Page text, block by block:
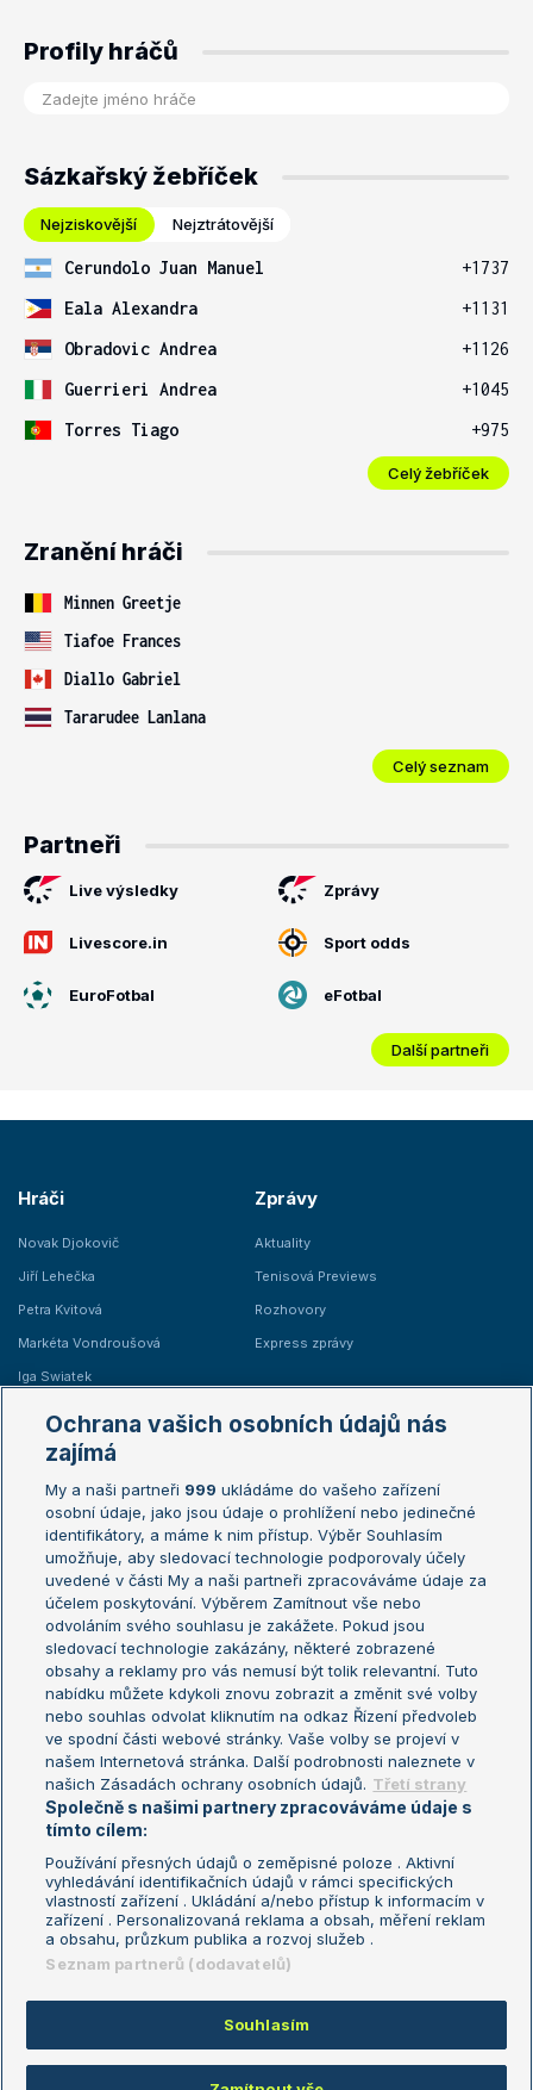
Profily hráčů
Sázkařský žebříček
Nejziskovější Nejztrátovější
Cerundolo Juan Manuel
+1737
Eala Alexandra
+1131
Obradovic Andrea
+1126
Guerrieri Andrea
+1045
Torres Tiago
+975
Celý žebříček
Zranění hráči
Minnen Greetje
Tiafoe Frances
Diallo Gabriel
Tararudee Lanlana
Celý seznam
Partneři
Live výsledky Zprávy
Livescore.in Sport odds
EuroFotbal eFotbal
Další partneři
Hráči
Novak Djokovič
Jiří Lehečka
Petra Kvitová
Markéta Vondroušová
Iga Swiatek
Zprávy
Aktuality
Tenisová Previews
Rozhovory
Express zprávy
Žebříčky
Žebříček ATP (muži)
Žebříček WTA (ženy)
Sázkařský žebříček
Australian Open
French Open
Wimbledon
US Open
Turnaj mistrů
Turnaj mistryň
Aktualní trendy
Fotbalové přestupy
Livesport Daily
LS Prague Open
Podmínky užití
Nastavení soukromí
GDPR a žurnalistika
Reklama
Kontakt
Informace o zpracování osobních
údajů
Copyright © 2008-2026 TenisPortal.cz. Využíváme zpravodajství ČTK.
Ochrana vašich osobních údajů nás
zajímá
My a naši partneři 999 ukládáme do vašeho zařízení
osobní údaje, jako jsou údaje o prohlížení nebo jedinečné
identifikátory, a máme k nim přístup. Výběr Souhlasím
umožňuje, aby sledovací technologie podporovaly účely
uvedené v části My a naši partneři zpracováváme údaje za
účelem poskytování. Výběrem Zamítnout vše nebo
odvoláním svého souhlasu je zakážete. Pokud jsou
sledovací technologie zakázány, některé zobrazené
obsahy a reklamy pro vás nemusí být tolik relevantní. Tuto
nabídku můžete kdykoli znovu zobrazit a změnit své volby
nebo souhlas odvolat kliknutím na odkaz Řízení předvoleb
ve spodní části webové stránky. Vaše volby se projeví v
našem Internetová stránka. Další podrobnosti naleznete v
našich Zásadách ochrany osobních údajů. Třetí strany
Společně s našimi partnery zpracováváme údaje s
tímto cílem:
Používání přesných údajů o zeměpisné poloze . Aktivní
vyhledávání identifikačních údajů v rámci specifických
vlastností zařízení . Ukládání a/nebo přístup k informacím v
zařízení . Personalizovaná reklama a obsah, měření reklam
a obsahu, průzkum publika a rozvoj služeb .
Seznam partnerů (dodavatelů)
Souhlasím